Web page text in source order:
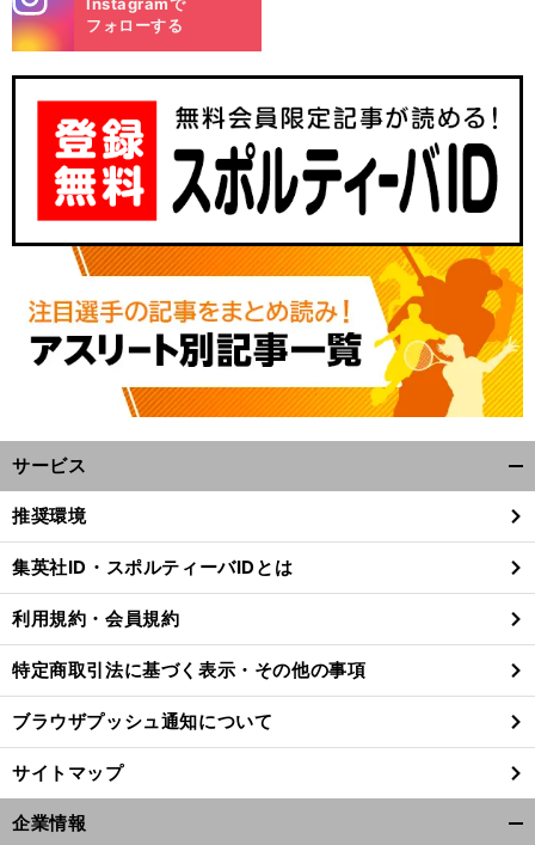
】 レアルでのスタイルと真逆
前
m
Instagramで
フォローする
サービス
閉
る
推奨環境
集英社ID・スポルティーバIDとは
利用規約・会員規約
特定商取引法に基づく表示・その他の事項
ブラウザプッシュ通知について
サイトマップ
企業情報